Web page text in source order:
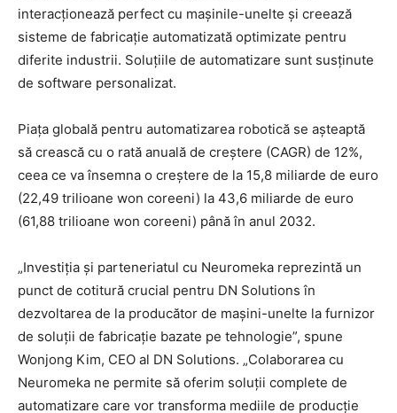
interacționează perfect cu mașinile-unelte și creează
sisteme de fabricație automatizată optimizate pentru
diferite industrii. Soluțiile de automatizare sunt susținute
de software personalizat.
Piața globală pentru automatizarea robotică se așteaptă
să crească cu o rată anuală de creștere (CAGR) de 12%,
ceea ce va însemna o creștere de la 15,8 miliarde de euro
(22,49 trilioane won coreeni) la 43,6 miliarde de euro
(61,88 trilioane won coreeni) până în anul 2032.
„Investiția și parteneriatul cu Neuromeka reprezintă un
punct de cotitură crucial pentru DN Solutions în
dezvoltarea de la producător de mașini-unelte la furnizor
de soluții de fabricație bazate pe tehnologie”, spune
Wonjong Kim, CEO al DN Solutions. „Colaborarea cu
Neuromeka ne permite să oferim soluții complete de
automatizare care vor transforma mediile de producție